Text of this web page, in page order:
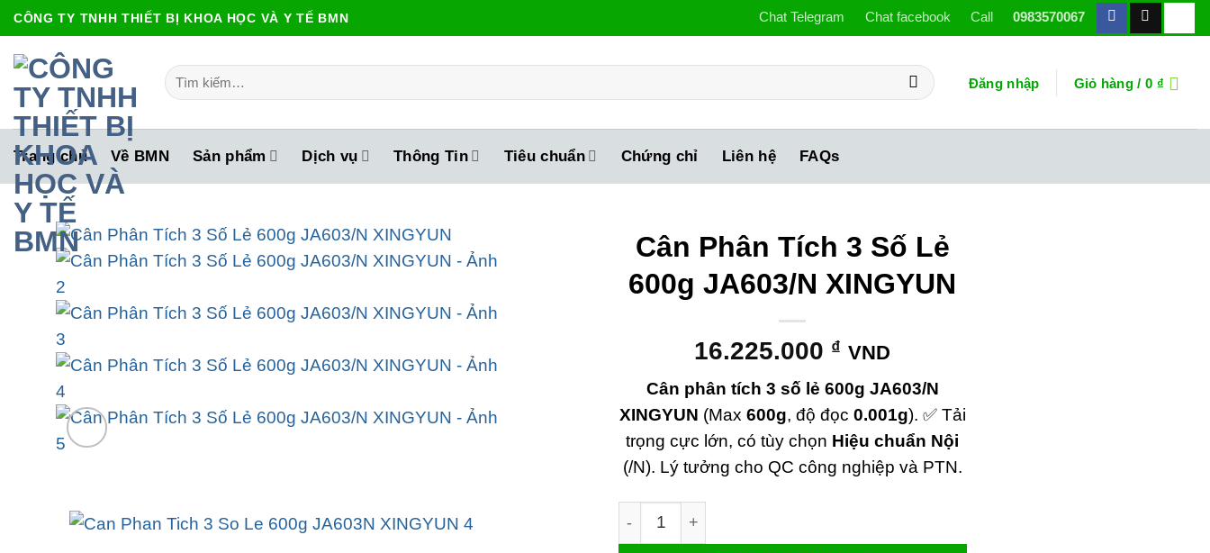
Bỏ
qua
nội
dung
CÔNG TY TNHH THIẾT BỊ KHOA HỌC VÀ Y TẾ BMN Chat Telegram Chat facebook Call 0983570067
Tìm
kiếm:
Đăng nhập Giỏ hàng / 0 ₫
Trang chủ Về BMN Sản phẩm Dịch vụ Thông Tin Tiêu chuẩn Chứng chỉ Liên hệ FAQs
Cân Phân Tích 3 Số Lẻ
600g JA603/N XINGYUN
16.225.000 ₫ VND
Cân phân tích 3 số lẻ 600g JA603/N
XINGYUN (Max 600g, độ đọc 0.001g). ✅ Tải
trọng cực lớn, có tùy chọn Hiệu chuẩn Nội
(/N). Lý tưởng cho QC công nghiệp và PTN.
Cân Phân Tích 3 Số Lẻ 600g JA603/N XINGYUN số lượng